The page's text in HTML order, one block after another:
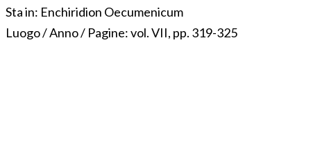
Sta in: Enchiridion Oecumenicum
Luogo / Anno / Pagine:vol. VII, pp. 319-325